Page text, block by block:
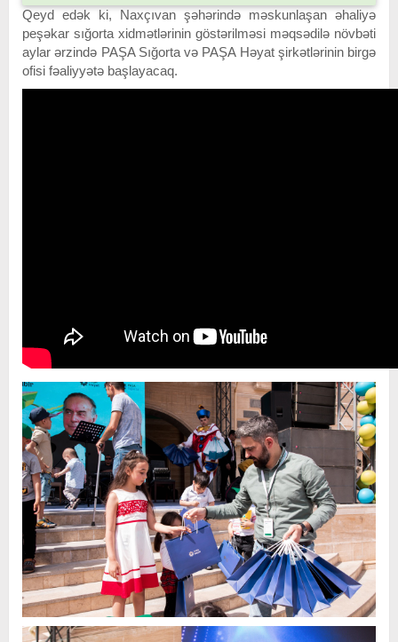
Qeyd edək ki, Naxçıvan şəhərində məskunlaşan əhaliyə
peşəkar sığorta xidmətlərinin göstərilməsi məqsədilə növbəti
aylar ərzində PAŞA Sığorta və PAŞA Həyat şirkətlərinin birgə
ofisi fəaliyyətə başlayacaq.